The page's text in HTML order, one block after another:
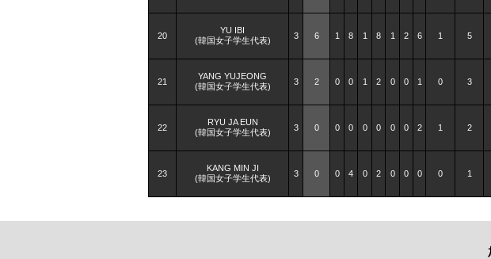
20
YU IBI
(韓国女子学生代表)
3 6 1 8 1 8 1 2 6 1 5
21
YANG YUJEONG
(韓国女子学生代表)
3 2 0 0 1 2 0 0 1 0 3
22
RYU JA EUN
(韓国女子学生代表)
3 0 0 0 0 0 0 0 2 1 2
23
KANG MIN JI
(韓国女子学生代表)
3 0 0 4 0 2 0 0 0 0 1